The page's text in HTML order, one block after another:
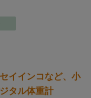
イインコなど、小
タル体重計